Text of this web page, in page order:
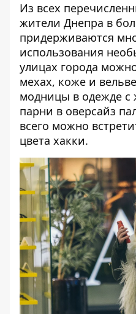
Из всех
жители Днепра в
придерживаются
использования
улицах города
мехах, коже и
модницы в одежде
парни в оверсайз
всего можно
цвета хакки.